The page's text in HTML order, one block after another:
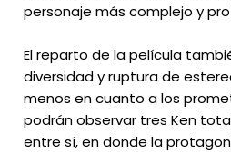
personaje más complejo y
El reparto de la película
diversidad y ruptura de
menos en cuanto a los
podrán observar tres Ken
entre sí, en donde la